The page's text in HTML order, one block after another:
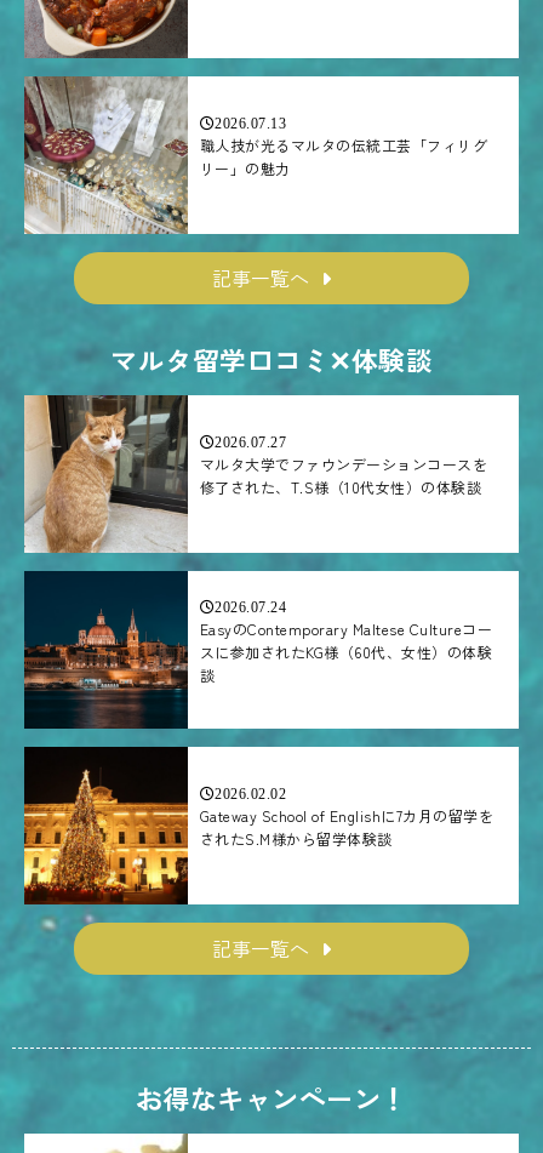
2026.07.13
職人技が光るマルタの伝統工芸「フィリグ
リー」の魅力
記事一覧へ
マルタ留学口コミ✕体験談
2026.07.27
マルタ大学でファウンデーションコースを
修了された、T.S様（10代女性）の体験談
2026.07.24
EasyのContemporary Maltese Cultureコー
スに参加されたKG様（60代、女性）の体験
談
2026.02.02
Gateway School of Englishに7カ月の留学を
されたS.M様から留学体験談
記事一覧へ
お得なキャンペーン！